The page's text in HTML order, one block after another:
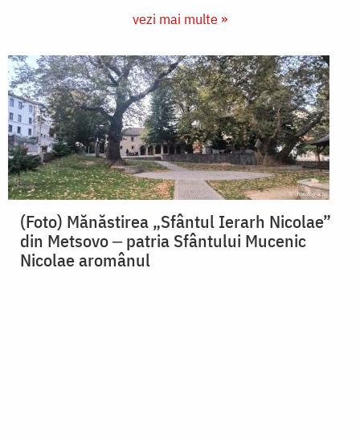
vezi mai multe »
(Foto) Mănăstirea „Sfântul Ierarh Nicolae”
din Metsovo ‒ patria Sfântului Mucenic
Nicolae aromânul